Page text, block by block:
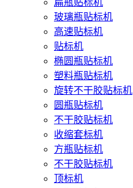
扁瓶贴标机
玻璃瓶贴标机
高速贴标机
贴标机
椭圆瓶贴标机
塑料瓶贴标机
旋转不干胶贴标机
圆瓶贴标机
不干胶贴标机
收缩套标机
方瓶贴标机
不干胶贴标机
顶标机